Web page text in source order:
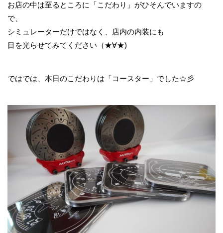
お店の中は至るところに「こだわり」がひそんでいますの
で、
シミュレーターだけではなく、店内の内装にも
目を光らせてみてください（★∀★)
ではでは、本日のこだわりは「コースター」でした☆彡